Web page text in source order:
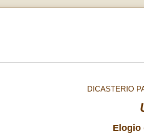
DICASTERIO
Elogio